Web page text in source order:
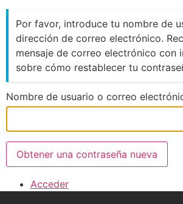
Por favor, introduce tu nombre de
dirección de correo electrónico.
mensaje de correo electrónico con
sobre cómo restablecer tu
Nombre de usuario o correo
Obtener una contraseña nueva
Acceder